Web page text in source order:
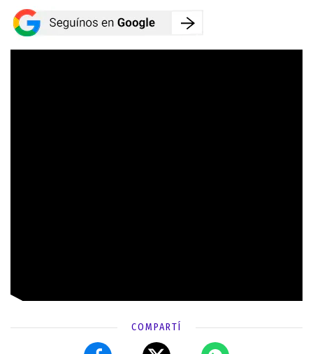
COMPARTÍ